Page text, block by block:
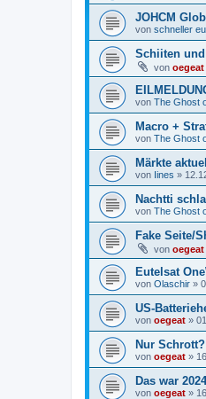
JOHCM
von schneller
Schiiten
von oegeat
von The Ghost
Macro +
von The Ghost
Märkte
von Iines »
Nachtti
von The Ghost
Fake Seite/
von oegeat
Eutelsat
von Olaschir »
US-
von oegeat »
Nur
von oegeat »
Das war 2024
von oegeat »